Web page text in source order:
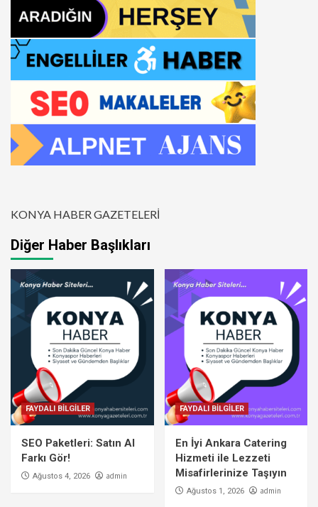
KONYA HABER GAZETELERİ
Diğer Haber Başlıkları
FAYDALI BİLGİLER
SEO Paketleri: Satın Al
Farkı Gör!
Ağustos 4, 2026 admin
FAYDALI BİLGİLER
En İyi Ankara Catering
Hizmeti ile Lezzeti
Misafirlerinize Taşıyın
Ağustos 1, 2026 admin